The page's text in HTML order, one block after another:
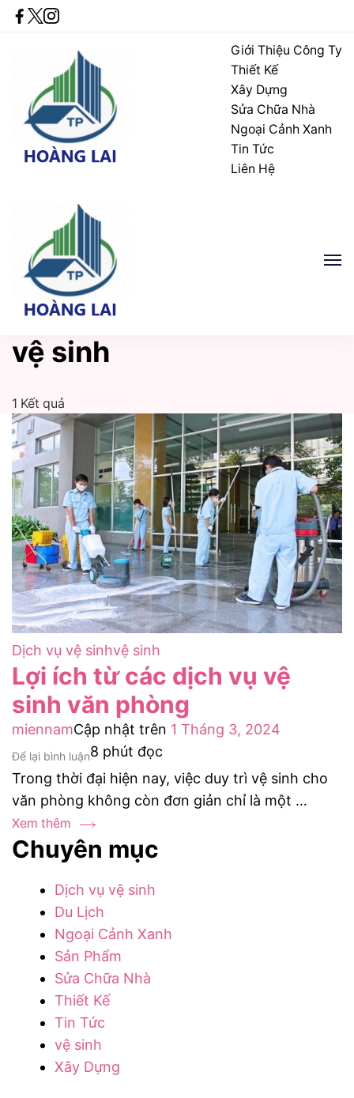
Xây Dựng Thi Công Kỹ
Công Ty TNHH Thương Mại Dịch Vụ Xây
Giới Thiệu Công Ty
Thiết Kế
Xây Dựng
Sửa Chữa Nhà
Ngoại Cảnh Xanh
Tin Tức
Liên Hệ
Xây Dựng Thi Công Kỹ
Dựng Thi Công Kỹ Thuật Hoàng Lai
vệ sinh
1 Kết quả
Dịch vụ vệ sinhvệ sinh
Lợi ích từ các dịch vụ vệ
sinh văn phòng
miennamCập nhật trên 1 Tháng 3, 2024
Để lại bình luậntại
Lợi
ích
từ
các
vụ
vệ
sinh
văn
phòng
8 phút đọc
Trong thời đại hiện nay, việc duy trì vệ sinh cho
văn phòng không còn đơn giản chỉ là một …
Xem thêm
Chuyên mục
Dịch vụ vệ sinh
Du Lịch
Ngoại Cảnh Xanh
Sản Phẩm
Sửa Chữa Nhà
Thiết Kế
Tin Tức
vệ sinh
Xây Dựng